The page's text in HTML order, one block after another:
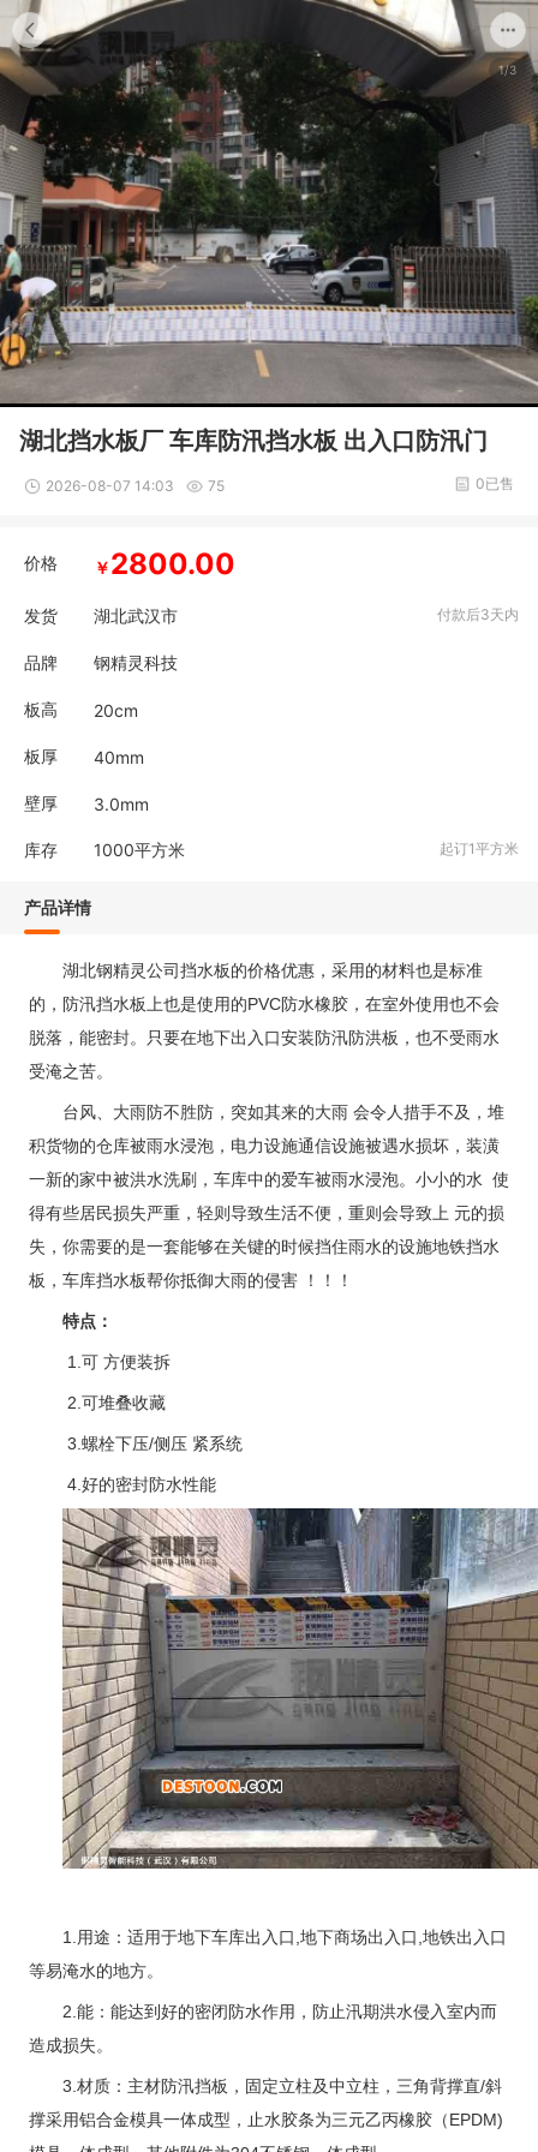
1/3
湖北挡水板厂 车库防汛挡水板 出入口防汛门
2026-08-07 14:03 75 0已售
价格 ￥2800.00
发货 湖北武汉市 付款后3天内
品牌 钢精灵科技
板高 20cm
板厚 40mm
壁厚 3.0mm
库存 1000平方米 起订1平方米
产品详情
湖北钢精灵公司挡水板的价格优惠，采用的材料也是标准
的，防汛挡水板上也是使用的PVC防水橡胶，在室外使用也不会
脱落，能密封。只要在地下出入口安装防汛防洪板，也不受雨水
受淹之苦。
台风、大雨防不胜防，突如其来的大雨 会令人措手不及，堆
积货物的仓库被雨水浸泡，电力设施通信设施被遇水损坏，装潢
一新的家中被洪水洗刷，车库中的爱车被雨水浸泡。小小的水 使
得有些居民损失严重，轻则导致生活不便，重则会导致上 元的损
失，你需要的是一套能够在关键的时候挡住雨水的设施地铁挡水
板，车库挡水板帮你抵御大雨的侵害 ！！！
特点：
1.可 方便装拆
2.可堆叠收藏
3.螺栓下压/侧压 紧系统
4.好的密封防水性能
1.用途：适用于地下车库出入口,地下商场出入口,地铁出入口
等易淹水的地方。
2.能：能达到好的密闭防水作用，防止汛期洪水侵入室内而
造成损失。
3.材质：主材防汛挡板，固定立柱及中立柱，三角背撑直/斜
撑采用铝合金模具一体成型，止水胶条为三元乙丙橡胶（EPDM)